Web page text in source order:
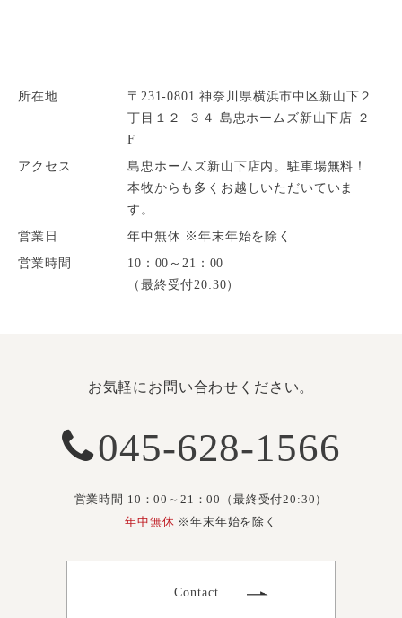
所在地
〒231-0801 神奈川県横浜市中区新山下２
丁目１２−３４ 島忠ホームズ新山下店 ２
F
アクセス
島忠ホームズ新山下店内。駐車場無料！
本牧からも多くお越しいただいていま
す。
営業日
年中無休 ※年末年始を除く
営業時間
10：00～21：00
（最終受付20:30）
お気軽にお問い合わせください。
045-628-1566
営業時間 10：00～21：00（最終受付20:30）
年中無休 ※年末年始を除く
Contact